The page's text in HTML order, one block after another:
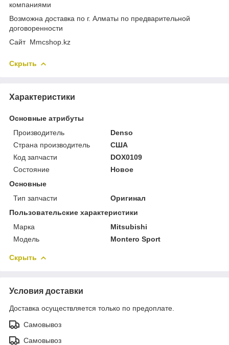
компаниями
Возможна доставка по г. Алматы по предварительной
договоренности
Cайт Mmcshop.kz
Скрыть
Характеристики
Основные атрибуты
Производитель
Denso
Страна производитель
США
Код запчасти
DOX0109
Состояние
Новое
Основные
Тип запчасти
Оригинал
Пользовательские характеристики
Марка
Mitsubishi
Модель
Montero Sport
Скрыть
Условия доставки
Доставка осуществляется только по предоплате.
Самовывоз
Самовывоз